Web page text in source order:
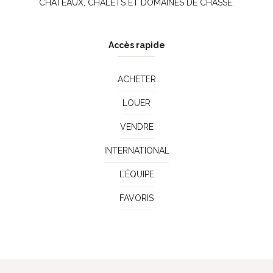
CHÂTEAUX, CHALETS ET DOMAINES DE CHASSE.
Accès rapide
ACHETER
LOUER
VENDRE
INTERNATIONAL
L’ÉQUIPE
FAVORIS